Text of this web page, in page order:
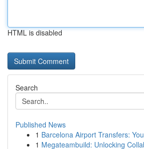
HTML is disabled
Search
Published News
1 Barcelona Airport Transfers:
1 Megateambuild: Unlocking